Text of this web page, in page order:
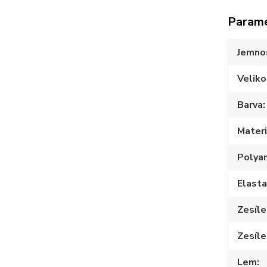
Barva
Lem